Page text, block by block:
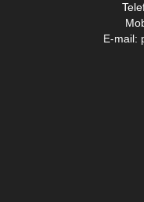
E-mail: